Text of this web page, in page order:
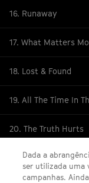
16. Runaway
17. What Matters
18. Lost & Found
19. All The Time In
20. The Truth Hurts
Dada a
ser utilizada uma
campanhas.